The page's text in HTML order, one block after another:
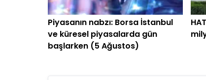
Piyasanın nabzı: Borsa İstanbul
ve küresel piyasalarda gün
başlarken (5 Ağustos)